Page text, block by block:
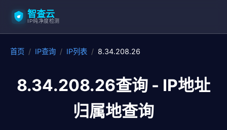
智查云
IP纯净度检测
首页 / IP查询 / IP列表 / 8.34.208.26
8.34.208.26查询 - IP地址
归属地查询